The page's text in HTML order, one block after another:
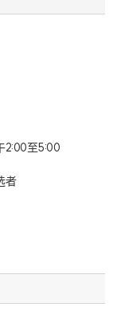
2:00至5:00
者